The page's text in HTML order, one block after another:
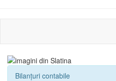
Bilanțuri contabile